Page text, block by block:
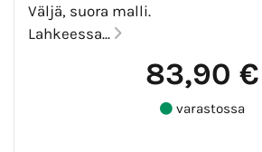
Väljä, suora malli.
Lahkeessa...
83,90 €
varastossa